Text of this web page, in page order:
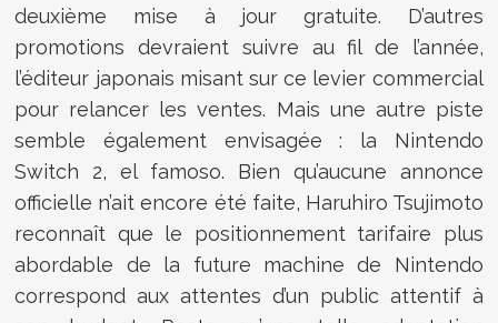
deuxième mise à jour gratuite. D’autres
promotions devraient suivre au fil de l’année,
l’éditeur japonais misant sur ce levier commercial
pour relancer les ventes. Mais une autre piste
semble également envisagée : la Nintendo
Switch 2, el famoso. Bien qu’aucune annonce
officielle n’ait encore été faite, Haruhiro Tsujimoto
reconnaît que le positionnement tarifaire plus
abordable de la future machine de Nintendo
correspond aux attentes d’un public attentif à